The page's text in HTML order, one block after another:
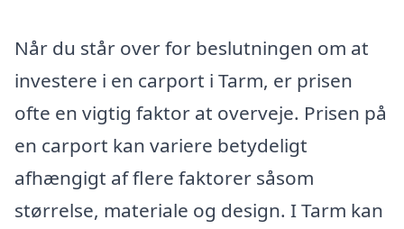
Når du står over for beslutningen om at
investere i en carport i Tarm, er prisen
ofte en vigtig faktor at overveje. Prisen på
en carport kan variere betydeligt
afhængigt af flere faktorer såsom
størrelse, materiale og design. I Tarm kan